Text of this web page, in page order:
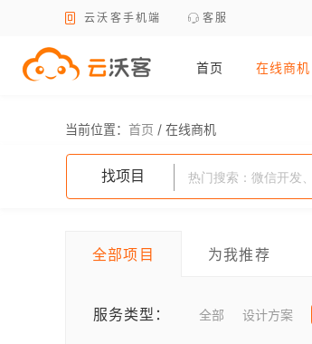
云沃客手机端 客服
首页 在线商机
当前位置： 首页 / 在线商机
找项目
全部项目 为我推荐
服务类型： 全部 设计方案